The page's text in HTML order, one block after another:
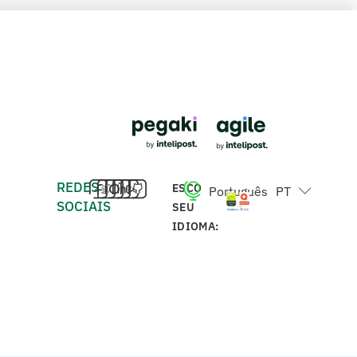
REDES
SOCIAIS
ESCOLHA
SEU
IDIOMA:
Português PT
English EN